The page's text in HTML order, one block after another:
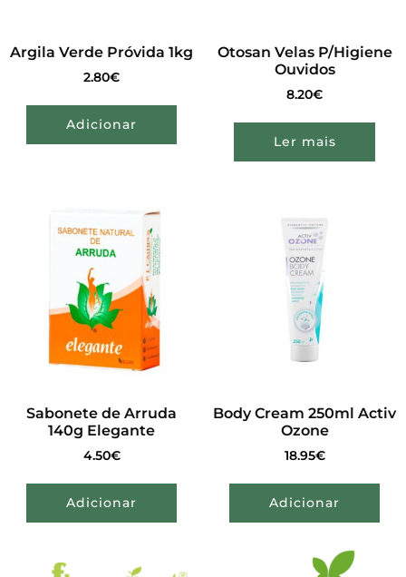
Argila Verde Próvida 1kg
2.80€
Adicionar
Otosan Velas P/Higiene
Ouvidos
8.20€
Ler mais
Sabonete de Arruda
140g Elegante
4.50€
Adicionar
Body Cream 250ml Activ
Ozone
18.95€
Adicionar